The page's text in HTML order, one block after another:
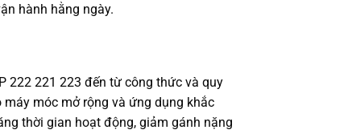
hành hằng ngày.
222 221 223 đến từ công thức và quy
móc mở rộng và ứng dụng khắc
thời gian hoạt động, giảm gánh nặng